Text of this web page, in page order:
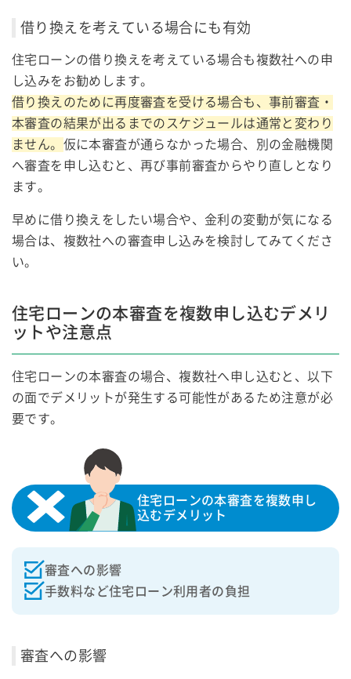
借り換えを考えている場合にも有効
住宅ローンの借り換えを考えている場合も複数社への申
し込みをお勧めします。
借り換えのために再度審査を受ける場合も、事前審査・
本審査の結果が出るまでのスケジュールは通常と変わり
ません。 仮に本審査が通らなかった場合、別の金融機関
へ審査を申し込むと、再び事前審査からやり直しとなり
ます。
早めに借り換えをしたい場合や、金利の変動が気になる
場合は、複数社への審査申し込みを検討してみてくださ
い。
住宅ローンの本審査を複数申し込むデメリ
ットや注意点
住宅ローンの本審査の場合、複数社へ申し込むと、以下
の面でデメリットが発生する可能性があるため注意が必
要です。
住宅ローンの本審査を複数申し
込むデメリット
審査への影響
手数料など住宅ローン利用者の負担
審査への影響